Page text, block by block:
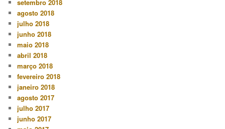
setembro 2018
agosto 2018
julho 2018
junho 2018
maio 2018
abril 2018
março 2018
fevereiro 2018
janeiro 2018
agosto 2017
julho 2017
junho 2017